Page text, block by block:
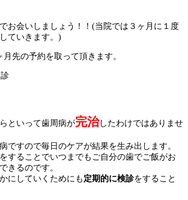
お会いしましょう！！(当院では３ヶ月に１度
ていきます。)
先の予約を取って頂きます。
といって歯周病が完治したわけではありませ
ですので毎日のケアが結果を生み出します。
することでいつまでもご自分の歯でご飯がお
きるのです。
にしていくためにも 定期的に検診をすること